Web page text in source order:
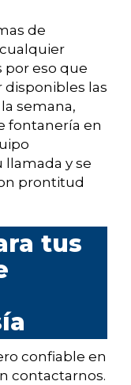
de
por eso que
las
semana,
fontanería en
y se
prontitud
tus
confiable en
contactarnos.